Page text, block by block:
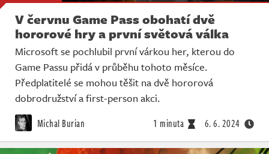
V červnu Game Pass obohatí dvě
hororové hry a první světová válka
Microsoft se pochlubil první várkou her, kterou do
Game Passu přidá v průběhu tohoto měsíce.
Předplatitelé se mohou těšit na dvě hororová
dobrodružství a first-person akci.
Michal Burian 1 minuta 6. 6. 2024